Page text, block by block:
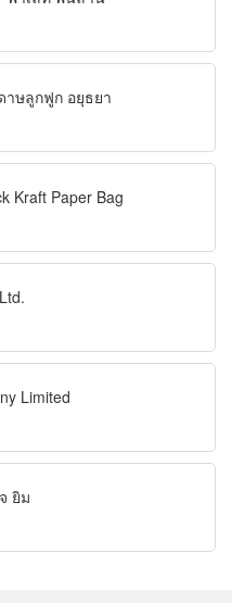
าษลูกฟูก อยุธยา
Kraft Paper Bag
Limited
ยิม